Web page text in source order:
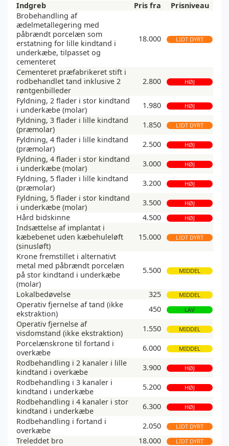
Indgreb Pris fra
Prisniveau
Brobehandling af
ædelmetallegering med
påbrændt porcelæn som
erstatning for lille kindtand i
underkæbe, tilpasset og
cementeret
18.000 LIDT DYRT
Cementeret præfabrikeret stift i
rodbehandlet tand inklusive 2
røntgenbilleder
2.800 HØJ
Fyldning, 2 flader i stor kindtand
i underkæbe (molar)
1.980 HØJ
Fyldning, 3 flader i lille kindtand
(præmolar)
1.850 LIDT DYRT
Fyldning, 4 flader i lille kindtand
(præmolar)
2.500 HØJ
Fyldning, 4 flader i stor kindtand
i underkæbe (molar)
3.000 HØJ
Fyldning, 5 flader i lille kindtand
(præmolar)
3.200 HØJ
Fyldning, 5 flader i stor kindtand
i underkæbe (molar)
3.500 HØJ
Hård bidskinne 4.500 HØJ
Indsættelse af implantat i
kæbebenet uden kæbehuleløft
(sinusløft)
15.000 LIDT DYRT
Krone fremstillet i alternativt
metal med påbrændt porcelæn
på stor kindtand i underkæbe
(molar)
5.500 MIDDEL
Lokalbedøvelse 325 MIDDEL
Operativ fjernelse af tand (ikke
ekstraktion)
450 LAV
Operativ fjernelse af
visdomstand (ikke ekstraktion)
1.550 MIDDEL
Porcelænskrone til fortand i
overkæbe
6.000 MIDDEL
Rodbehandling i 2 kanaler i lille
kindtand i overkæbe
3.900 HØJ
Rodbehandling i 3 kanaler i
kindtand i underkæbe
5.200 HØJ
Rodbehandling i 4 kanaler i stor
kindtand i underkæbe
6.300 HØJ
Rodbehandling i fortand i
overkæbe
2.050 LIDT DYRT
Treleddet bro 18.000 LIDT DYRT